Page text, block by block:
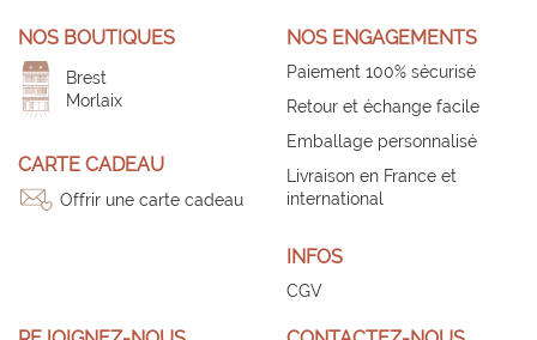
NOS BOUTIQUES
Brest
Morlaix
CARTE CADEAU
Offrir une carte cadeau
NOS ENGAGEMENTS
Paiement 100% sécurisé
Retour et échange facile
Emballage personnalisé
Livraison en France et
international
INFOS
CGV